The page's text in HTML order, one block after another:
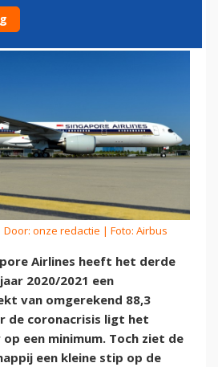
onze redactie | Foto: Airbus
Airlines heeft het derde
2020/2021 een
van omgerekend 88,3
de coronacrisis ligt het
een minimum. Toch ziet de
een kleine stip op de